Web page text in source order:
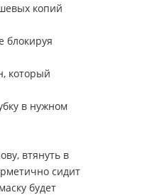
копий
блокируя
который
в нужном
втянуть в
сидит
будет